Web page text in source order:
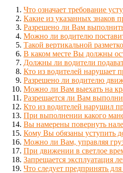
Что означает требование
Какие из указанных знаков
Разрешено ли Вам
Можно ли водителю
Такой вертикальной
В каком месте Вы должны
Должны ли водители
Кто из водителей нарушает
Разрешено ли водителю
Можно ли Вам выехать на
Разрешается ли Вам
Кто из водителей нарушил
При выполнении какого
Вы намерены повернуть
Кому Вы обязаны уступить
Можно ли Вам, управляя
При движении в светлое
Запрещается эксплуатация
Что следует предпринять